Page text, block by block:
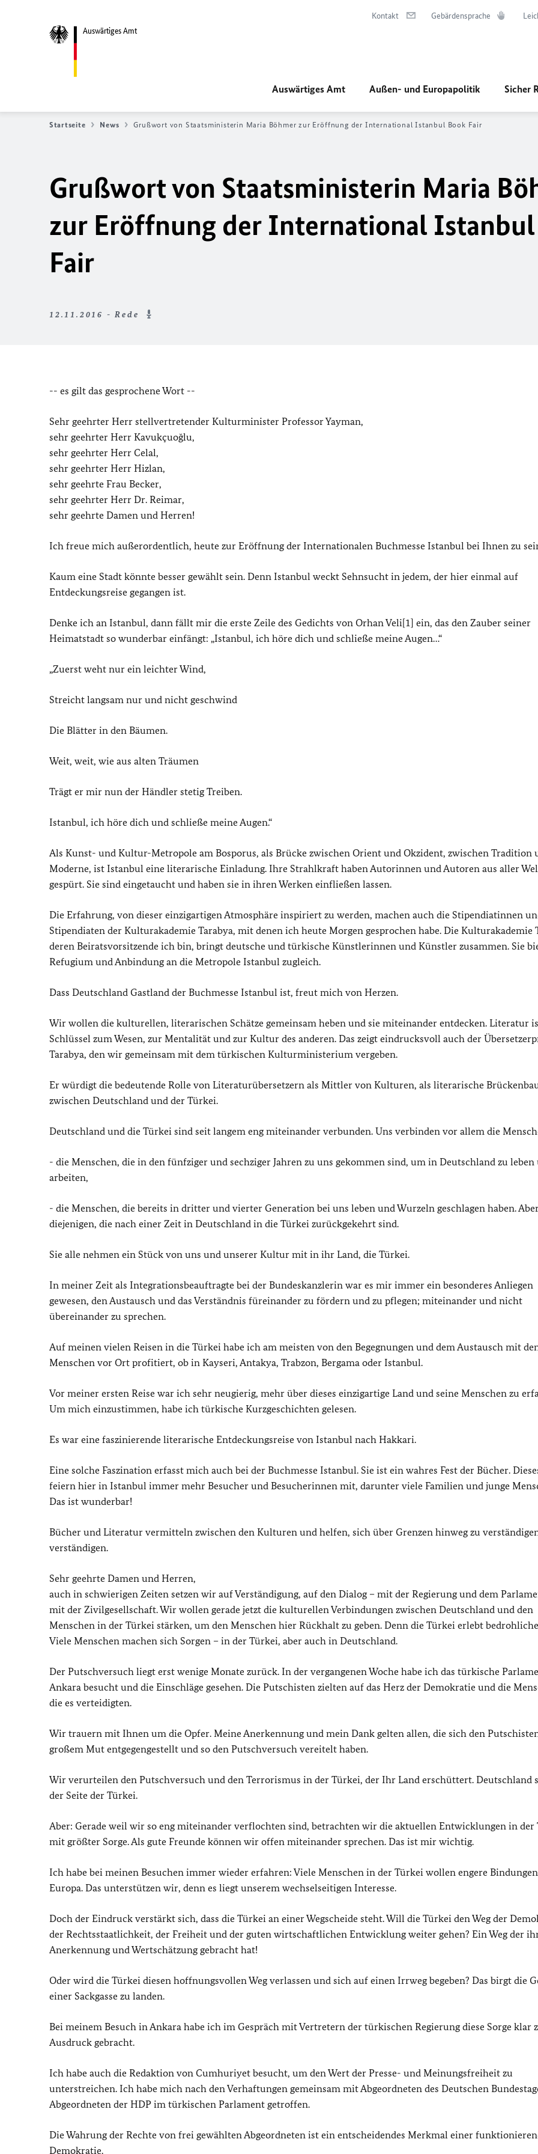
Auswärtiges Amt
Kontakt Gebärdensprache
Auswärtiges Amt Außen- und Europapolitik Sicher
Startseite News Grußwort von Staatsministerin Maria Böhmer zur Eröffnung der International Istanbul Book Fair
Grußwort von Staatsministerin Maria
zur Eröffnung der International
Fair
12.11.2016 - Rede
-- es gilt das gesprochene Wort --
Sehr geehrter Herr stellvertretender Kulturminister Professor Yayman,
sehr geehrter Herr Kavukçuoğlu,
sehr geehrter Herr Celal,
sehr geehrter Herr Hizlan,
sehr geehrte Frau Becker,
sehr geehrter Herr Dr. Reimar,
sehr geehrte Damen und Herren!
Ich freue mich außerordentlich, heute zur Eröffnung der Internationalen Buchmesse Istanbul bei Ihnen zu
Kaum eine Stadt könnte besser gewählt sein. Denn Istanbul weckt Sehnsucht in jedem, der hier einmal auf
Entdeckungsreise gegangen ist.
Denke ich an Istanbul, dann fällt mir die erste Zeile des Gedichts von Orhan Veli[1] ein, das den Zauber seiner
Heimatstadt so wunderbar einfängt: „Istanbul, ich höre dich und schließe meine Augen…“
„Zuerst weht nur ein leichter Wind,
Streicht langsam nur und nicht geschwind
Die Blätter in den Bäumen.
Weit, weit, wie aus alten Träumen
Trägt er mir nun der Händler stetig Treiben.
Istanbul, ich höre dich und schließe meine Augen.“
Als Kunst- und Kultur-Metropole am Bosporus, als Brücke zwischen Orient und Okzident, zwischen Tradition
Moderne, ist Istanbul eine literarische Einladung. Ihre Strahlkraft haben Autorinnen und Autoren aus aller
gespürt. Sie sind eingetaucht und haben sie in ihren Werken einfließen lassen.
Die Erfahrung, von dieser einzigartigen Atmosphäre inspiriert zu werden, machen auch die Stipendiatinnen
Stipendiaten der Kulturakademie Tarabya, mit denen ich heute Morgen gesprochen habe. Die Kulturakademie
deren Beiratsvorsitzende ich bin, bringt deutsche und türkische Künstlerinnen und Künstler zusammen. Sie
Refugium und Anbindung an die Metropole Istanbul zugleich.
Dass Deutschland Gastland der Buchmesse Istanbul ist, freut mich von Herzen.
Wir wollen die kulturellen, literarischen Schätze gemeinsam heben und sie miteinander entdecken. Literatur
Schlüssel zum Wesen, zur Mentalität und zur Kultur des anderen. Das zeigt eindrucksvoll auch der
Tarabya, den wir gemeinsam mit dem türkischen Kulturministerium vergeben.
Er würdigt die bedeutende Rolle von Literaturübersetzern als Mittler von Kulturen, als literarische
zwischen Deutschland und der Türkei.
Deutschland und die Türkei sind seit langem eng miteinander verbunden. Uns verbinden vor allem die
- die Menschen, die in den fünfziger und sechziger Jahren zu uns gekommen sind, um in Deutschland zu leben
arbeiten,
- die Menschen, die bereits in dritter und vierter Generation bei uns leben und Wurzeln geschlagen haben.
diejenigen, die nach einer Zeit in Deutschland in die Türkei zurückgekehrt sind.
Sie alle nehmen ein Stück von uns und unserer Kultur mit in ihr Land, die Türkei.
In meiner Zeit als Integrationsbeauftragte bei der Bundeskanzlerin war es mir immer ein besonderes Anliegen
gewesen, den Austausch und das Verständnis füreinander zu fördern und zu pflegen; miteinander und nicht
übereinander zu sprechen.
Auf meinen vielen Reisen in die Türkei habe ich am meisten von den Begegnungen und dem Austausch mit
Menschen vor Ort profitiert, ob in Kayseri, Antakya, Trabzon, Bergama oder Istanbul.
Vor meiner ersten Reise war ich sehr neugierig, mehr über dieses einzigartige Land und seine Menschen zu
Um mich einzustimmen, habe ich türkische Kurzgeschichten gelesen.
Es war eine faszinierende literarische Entdeckungsreise von Istanbul nach Hakkari.
Eine solche Faszination erfasst mich auch bei der Buchmesse Istanbul. Sie ist ein wahres Fest der Bücher.
feiern hier in Istanbul immer mehr Besucher und Besucherinnen mit, darunter viele Familien und junge
Das ist wunderbar!
Bücher und Literatur vermitteln zwischen den Kulturen und helfen, sich über Grenzen hinweg zu
verständigen.
Sehr geehrte Damen und Herren,
auch in schwierigen Zeiten setzen wir auf Verständigung, auf den Dialog – mit der Regierung und dem
mit der Zivilgesellschaft. Wir wollen gerade jetzt die kulturellen Verbindungen zwischen Deutschland und den
Menschen in der Türkei stärken, um den Menschen hier Rückhalt zu geben. Denn die Türkei erlebt
Viele Menschen machen sich Sorgen – in der Türkei, aber auch in Deutschland.
Der Putschversuch liegt erst wenige Monate zurück. In der vergangenen Woche habe ich das türkische
Ankara besucht und die Einschläge gesehen. Die Putschisten zielten auf das Herz der Demokratie und die
die es verteidigten.
Wir trauern mit Ihnen um die Opfer. Meine Anerkennung und mein Dank gelten allen, die sich den
großem Mut entgegengestellt und so den Putschversuch vereitelt haben.
Wir verurteilen den Putschversuch und den Terrorismus in der Türkei, der Ihr Land erschüttert. Deutschland
der Seite der Türkei.
Aber: Gerade weil wir so eng miteinander verflochten sind, betrachten wir die aktuellen Entwicklungen in der
mit größter Sorge. Als gute Freunde können wir offen miteinander sprechen. Das ist mir wichtig.
Ich habe bei meinen Besuchen immer wieder erfahren: Viele Menschen in der Türkei wollen engere
Europa. Das unterstützen wir, denn es liegt unserem wechselseitigen Interesse.
Doch der Eindruck verstärkt sich, dass die Türkei an einer Wegscheide steht. Will die Türkei den Weg der
der Rechtsstaatlichkeit, der Freiheit und der guten wirtschaftlichen Entwicklung weiter gehen? Ein Weg der
Anerkennung und Wertschätzung gebracht hat!
Oder wird die Türkei diesen hoffnungsvollen Weg verlassen und sich auf einen Irrweg begeben? Das birgt die
einer Sackgasse zu landen.
Bei meinem Besuch in Ankara habe ich im Gespräch mit Vertretern der türkischen Regierung diese Sorge klar
Ausdruck gebracht.
Ich habe auch die Redaktion von Cumhuriyet besucht, um den Wert der Presse- und Meinungsfreiheit zu
unterstreichen. Ich habe mich nach den Verhaftungen gemeinsam mit Abgeordneten des Deutschen
Abgeordneten der HDP im türkischen Parlament getroffen.
Die Wahrung der Rechte von frei gewählten Abgeordneten ist ein entscheidendes Merkmal einer
Demokratie.